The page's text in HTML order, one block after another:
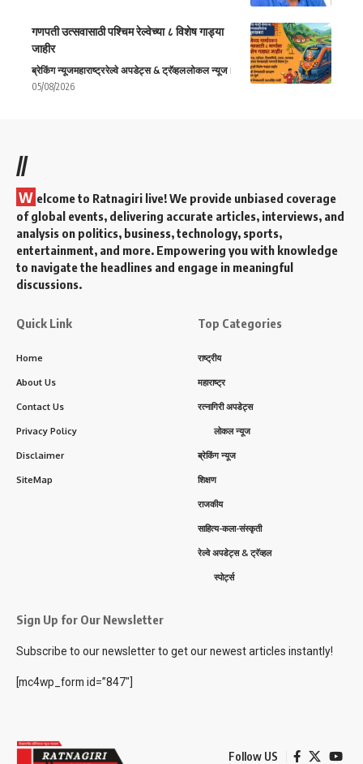
गणपती उत्सवासाठी पश्चिम रेल्वेच्या ८ विशेष गाड्या
जाहीर
ब्रेकिंग न्यूजमहाराष्ट्ररेल्वे अपडेट्स & ट्रॅव्हललोकल न्यूज
05/08/2026
//
W elcome to Ratnagiri live! We provide unbiased coverage
of global events, delivering accurate articles, interviews, and
analysis on politics, business, technology, sports,
entertainment, and more. Empowering you with knowledge
to navigate the headlines and engage in meaningful
discussions.
Quick Link
Home
About Us
Contact Us
Privacy Policy
Disclaimer
SiteMap
Top Categories
राष्ट्रीय
महाराष्ट्र
रत्नागिरी अपडेट्स
लोकल न्यूज
ब्रेकिंग न्यूज
शिक्षण
राजकीय
साहित्य-कला-संस्कृती
रेल्वे अपडेट्स & ट्रॅव्हल
स्पोर्ट्स
Sign Up for Our Newsletter
Subscribe to our newsletter to get our newest articles instantly!
[mc4wp_form id=”847″]
Follow US